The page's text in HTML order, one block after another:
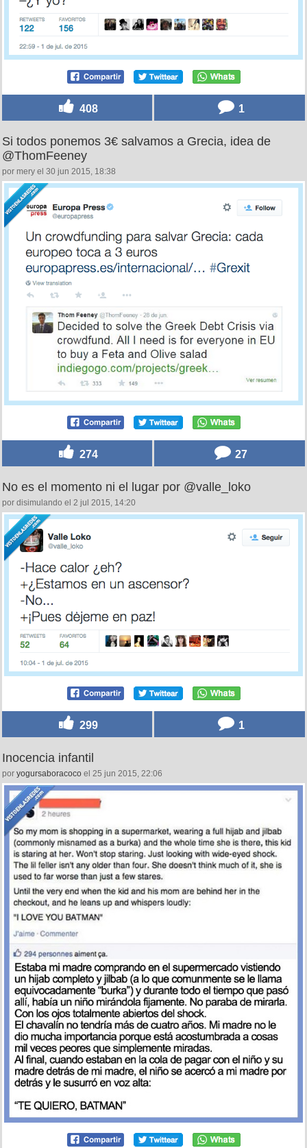
408 1
Si todos ponemos 3€ salvamos a Grecia, idea de
@ThomFeeney
por mery el 30 jun 2015, 18:38
274 27
No es el momento ni el lugar por @valle_loko
por disimulando el 2 jul 2015, 14:20
299 1
Inocencia infantil
por yogursaboracoco el 25 jun 2015, 22:06